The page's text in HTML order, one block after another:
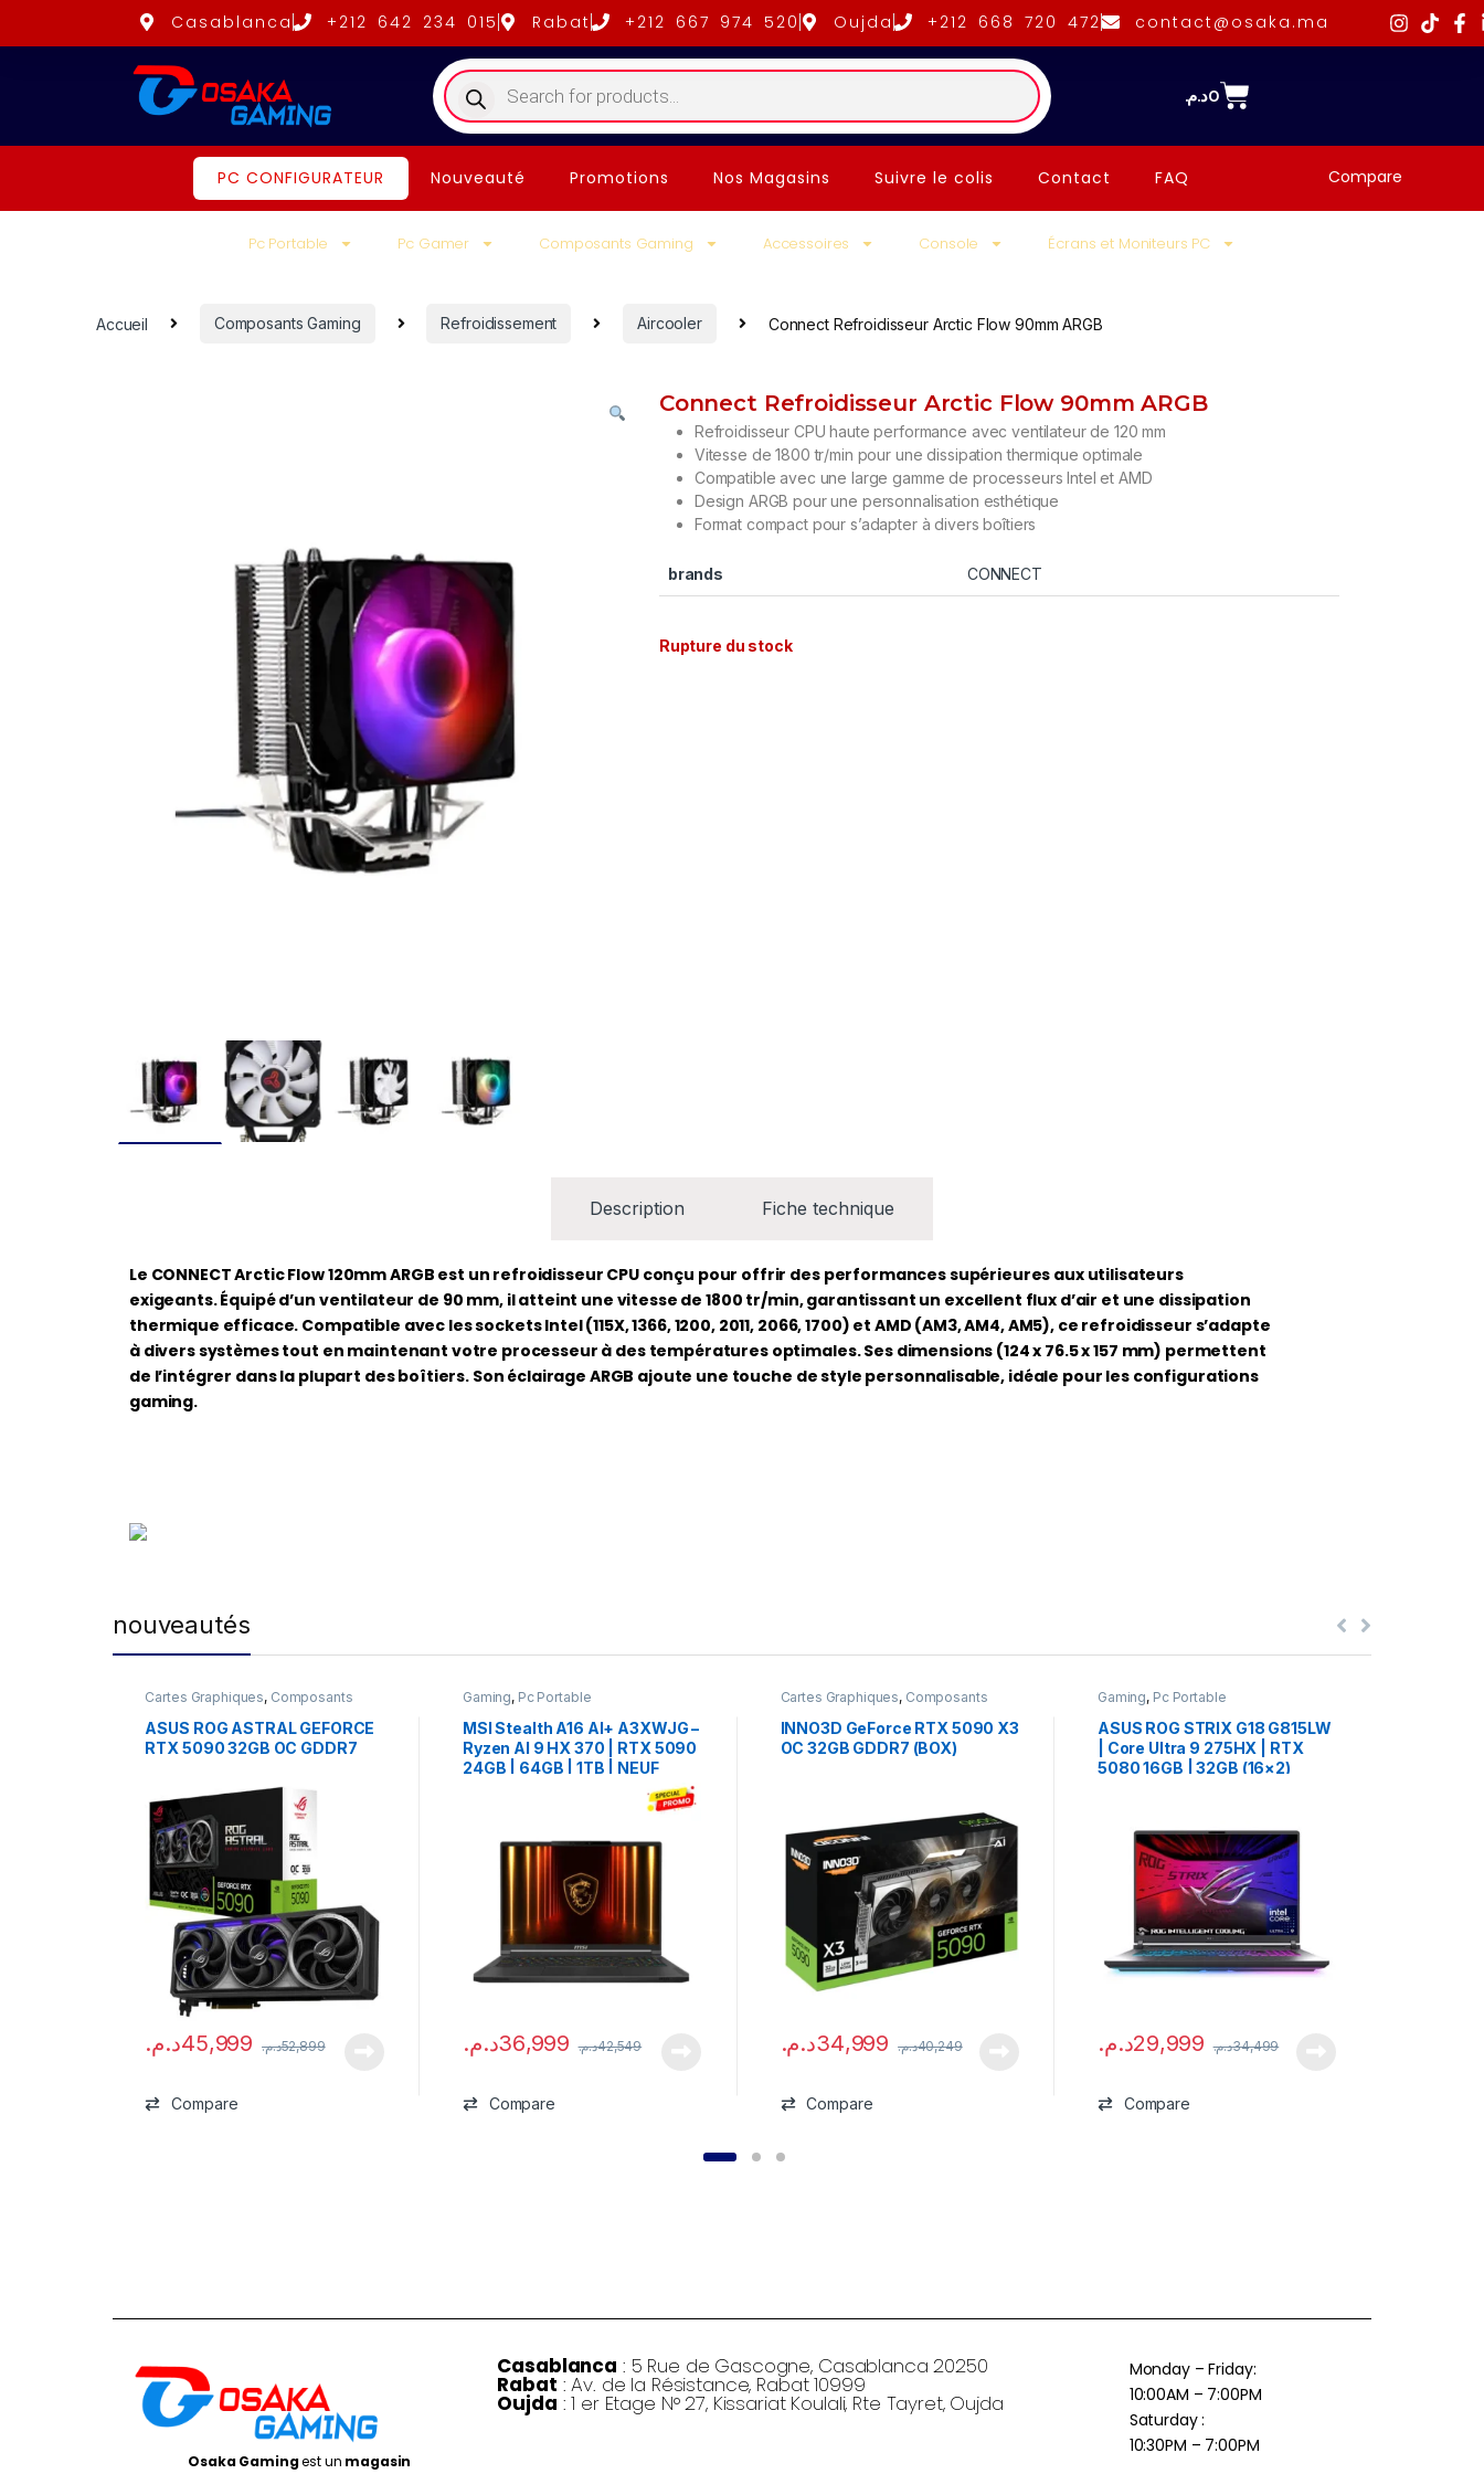
Casablanca +212 642 234 015 Rabat +212 667 974 520 Oujda +212 668 720 472 contact@osaka.ma
0د.م.
PC CONFIGURATEUR Nouveauté Promotions Nos Magasins Suivre le colis Contact FAQ Compare
Pc Portable Pc Gamer Composants Gaming Accessoires Console Écrans et Moniteurs PC
Accueil Composants Gaming Refroidissement Aircooler Connect Refroidisseur Arctic Flow 90mm ARGB
Connect Refroidisseur Arctic Flow 90mm ARGB
Refroidisseur CPU haute performance avec ventilateur de 120 mm
Vitesse de 1800 tr/min pour une dissipation thermique optimale
Compatible avec une large gamme de processeurs Intel et AMD
Design ARGB pour une personnalisation esthétique
Format compact pour s’adapter à divers boîtiers
brands CONNECT
Rupture du stock
Description Fiche technique
Le CONNECT Arctic Flow 120mm ARGB est un refroidisseur CPU conçu pour offrir des performances supérieures aux utilisateurs
exigeants. Équipé d’un ventilateur de 90 mm, il atteint une vitesse de 1800 tr/min, garantissant un excellent flux d’air et une dissipation
thermique efficace. Compatible avec les sockets Intel (115X, 1366, 1200, 2011, 2066, 1700) et AMD (AM3, AM4, AM5), ce refroidisseur s’adapte
à divers systèmes tout en maintenant votre processeur à des températures optimales. Ses dimensions (124 x 76.5 x 157 mm) permettent
de l’intégrer dans la plupart des boîtiers. Son éclairage ARGB ajoute une touche de style personnalisable, idéale pour les configurations
gaming.
nouveautés
Cartes Graphiques, Composants
NVIDIA
ASUS ROG ASTRAL GEFORCE
RTX 5090 32GB OC GDDR7
45,999د.م. 52,899د.م.
Compare
Gaming, Pc Portable
MSI Stealth A16 AI+ A3XWJG –
Ryzen AI 9 HX 370 | RTX 5090
24GB | 64GB | 1TB | NEUF
36,999د.م. 42,549د.م.
Compare
Cartes Graphiques, Composants
NVIDIA
INNO3D GeForce RTX 5090 X3
OC 32GB GDDR7 (BOX)
34,999د.م. 40,249د.م.
Compare
Gaming, Pc Portable
ASUS ROG STRIX G18 G815LW
| Core Ultra 9 275HX | RTX
5080 16GB | 32GB (16×2)
| NEUF
29,999د.م. 34,499د.م.
Compare
Osaka Gamingest un magasin
Casablanca : 5 Rue de Gascogne, Casablanca 20250
Rabat : Av. de la Résistance, Rabat 10999
Oujda : 1 er Etage N° 27, Kissariat Koulali, Rte Tayret, Oujda
Monday – Friday:
10:00AM – 7:00PM
Saturday :
10:30PM – 7:00PM